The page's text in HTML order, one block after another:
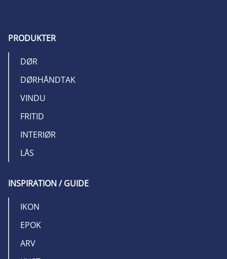
PRODUKTER
DØR
DØRHÅNDTAK
VINDU
FRITID
INTERIØR
LÅS
INSPIRATION / GUIDE
IKON
EPOK
ARV